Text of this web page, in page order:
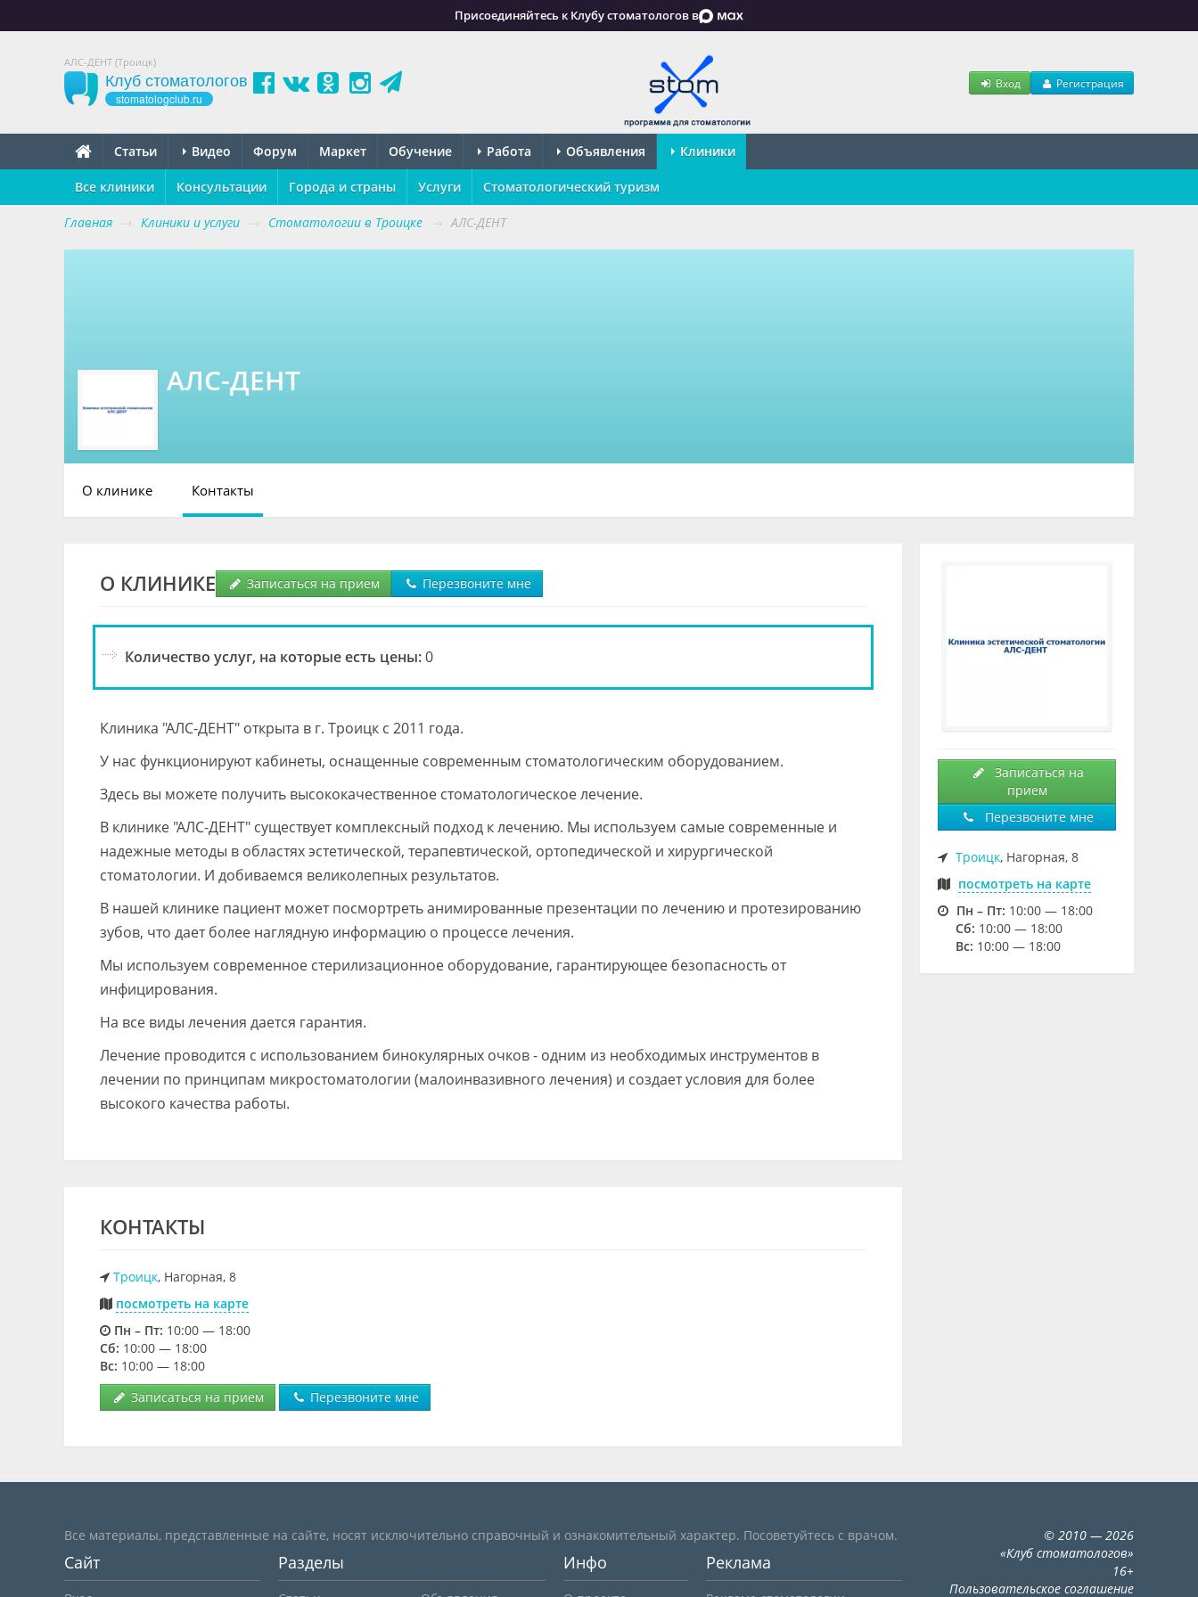
Присоединяйтесь к Клубу стоматологов в
АЛС-ДЕНТ (Троицк)
Клуб стоматологов
stomatologclub.ru
Вход Регистрация
Статьи Видео Форум Маркет Обучение Работа Объявления Клиники
Все клиники Консультации Города и страны Услуги Стоматологический туризм
Главная → Клиники и услуги → Стоматологии в Троицке → АЛС-ДЕНТ
АЛС-ДЕНТ
О клинике Контакты
О КЛИНИКЕ Записаться на прием Перезвоните мне
Количество услуг, на которые есть цены:0
Клиника "АЛС-ДЕНТ" открыта в г. Троицк с 2011 года.
У нас функционируют кабинеты, оснащенные современным стоматологическим оборудованием.
Здесь вы можете получить высококачественное стоматологическое лечение.
В клинике "АЛС-ДЕНТ" существует комплексный подход к лечению. Мы используем самые современные и
надежные методы в областях эстетической, терапевтической, ортопедической и хирургической
стоматологии. И добиваемся великолепных результатов.
В нашей клинике пациент может посмортреть анимированные презентации по лечению и протезированию
зубов, что дает более наглядную информацию о процессе лечения.
Мы используем современное стерилизационное оборудование, гарантирующее безопасность от
инфицирования.
На все виды лечения дается гарантия.
Лечение проводится с использованием бинокулярных очков - одним из необходимых инструментов в
лечении по принципам микростоматологии (малоинвазивного лечения) и создает условия для более
высокого качества работы.
КОНТАКТЫ
Троицк, Нагорная, 8
посмотреть на карте
Пн – Пт: 10:00 — 18:00
Cб: 10:00 — 18:00
Вс: 10:00 — 18:00
Записаться на прием
Перезвоните мне
Записаться на
прием
Перезвоните мне
Троицк, Нагорная, 8
посмотреть на карте
Пн – Пт: 10:00 — 18:00
Cб: 10:00 — 18:00
Вс: 10:00 — 18:00
Все материалы, представленные на сайте, носят исключительно справочный и ознакомительный характер. Посоветуйтесь с врачом.
Сайт Разделы Инфо Реклама
© 2010 — 2026
«Клуб стоматологов»
16+
Пользовательское соглашение